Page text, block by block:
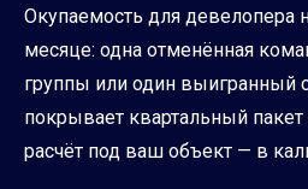
Окупаемость для девелопера
месяце: одна отменённая
группы или один выигранный
покрывает квартальный
расчёт под ваш объект — в